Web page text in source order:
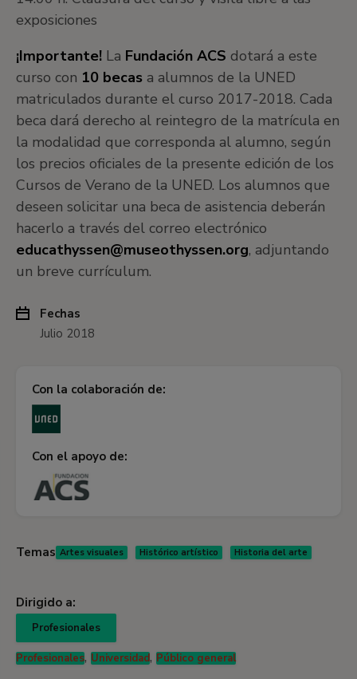
exposiciones
¡Importante! La Fundación ACS dotará a este
curso con 10 becas a alumnos de la UNED
matriculados durante el curso 2017-2018. Cada
beca dará derecho al reintegro de la matrícula en
la modalidad que corresponda al alumno, según
los precios oficiales de la presente edición de los
Cursos de Verano de la UNED. Los alumnos que
deseen solicitar una beca de asistencia deberán
hacerlo a través del correo electrónico
educathyssen@museothyssen.org, adjuntando
un breve currículum.
Fechas
Julio 2018
Con la colaboración de:
Con el apoyo de:
Temas Artes visuales Histórico artístico Historia del arte
Dirigido a:
Profesionales
Profesionales, Universidad, Público general